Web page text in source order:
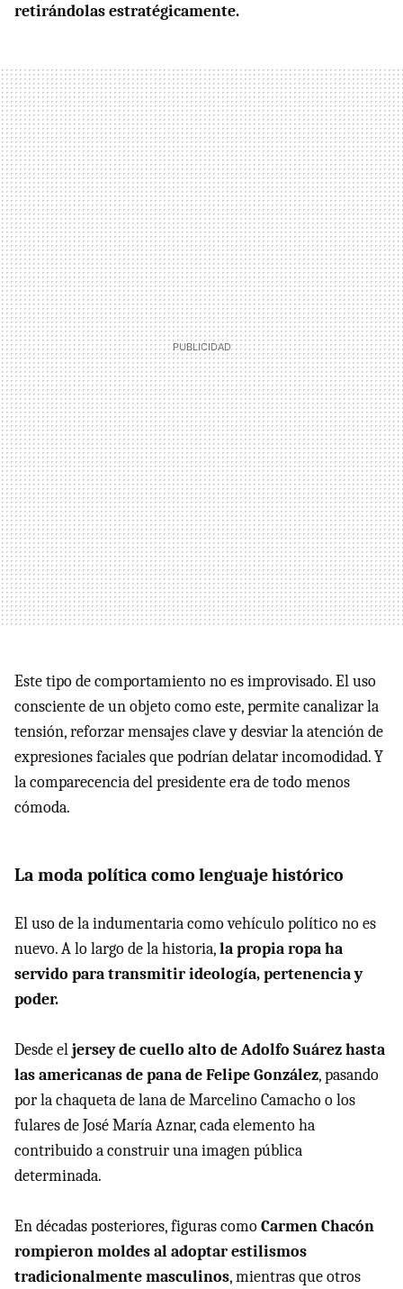
retirándolas estratégicamente.
Este tipo de comportamiento no es improvisado. El uso
consciente de un objeto como este, permite canalizar la
tensión, reforzar mensajes clave y desviar la atención de
expresiones faciales que podrían delatar incomodidad. Y
la comparecencia del presidente era de todo menos
cómoda.
La moda política como lenguaje histórico
El uso de la indumentaria como vehículo político no es
nuevo. A lo largo de la historia,la propia ropa ha
servido para transmitir ideología, pertenencia y
poder.
Desde eljersey de cuello alto de Adolfo Suárez hasta
las americanas de pana de Felipe González, pasando
por la chaqueta de lana de Marcelino Camacho o los
fulares de José María Aznar, cada elemento ha
contribuido a construir una imagen pública
determinada.
En décadas posteriores, figuras comoCarmen Chacón
rompieron moldes al adoptar estilismos
tradicionalmente masculinos, mientras que otros